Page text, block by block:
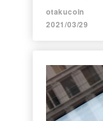
ト】
otakucoin
2021/03/29